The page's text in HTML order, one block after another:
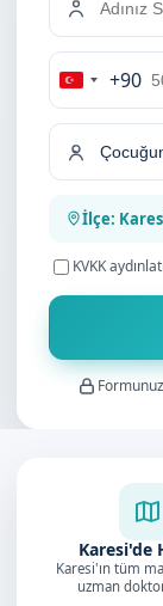
Turkey
+90
+90
İlçe:
KVKK
Karesi'de
Karesi'ın tüm
uzman